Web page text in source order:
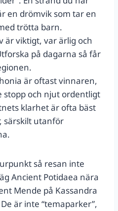
en drömvik som tar en
trötta barn.
är viktigt, var ärlig och
på dagarna så får
är oftast vinnaren,
stopp och njut ordentligt
klarhet är ofta bäst
särskilt utanför
så resan inte
Ancient Potidaea nära
Mende på Kassandra
är inte “temaparker”,